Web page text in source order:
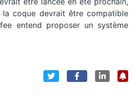
la coque devrait être compatible
entend proposer un système